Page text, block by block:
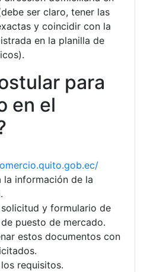
ser claro, tener las
y coincidir con la
en la planilla de
para
en el
la información de la
y formulario de
puesto de mercado.
estos documentos con
requisitos.